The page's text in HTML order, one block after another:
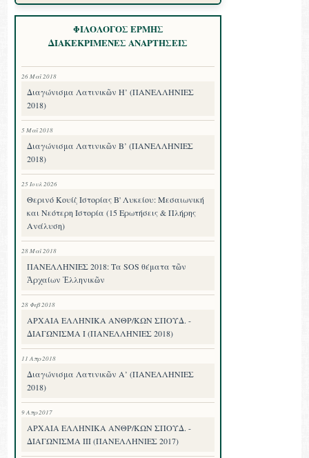
ΦΙΛΟΛΟΓΟΣ ΕΡΜΗΣ
ΔΙΑΚΕΚΡΙΜΕΝΕΣ ΑΝΑΡΤΗΣΕΙΣ
26 Μαΐ 2018
Διαγώνισμα Λατινικῶν Η’ (ΠΑΝΕΛΛΗΝΙΕΣ
2018)
5 Μαΐ 2018
Διαγώνισμα Λατινικῶν Β’ (ΠΑΝΕΛΛΗΝΙΕΣ
2018)
25 Ιουλ 2026
Θερινό Κουίζ Ιστορίας Β' Λυκείου: Μεσαιωνική
και Νεότερη Ιστορία (15 Ερωτήσεις & Πλήρης
Ανάλυση)
28 Μαΐ 2018
ΠΑΝΕΛΛΗΝΙΕΣ 2018: Τα SOS θέματα τῶν
Ἀρχαίων Ἑλληνικῶν
28 Φεβ 2018
ΑΡΧΑΙΑ ΕΛΛΗΝΙΚΑ ΑΝΘΡ/ΚΩΝ ΣΠΟΥΔ. -
ΔΙΑΓΩΝΙΣΜΑ I (ΠΑΝΕΛΛΗΝΙΕΣ 2018)
11 Απρ 2018
Διαγώνισμα Λατινικῶν Α’ (ΠΑΝΕΛΛΗΝΙΕΣ
2018)
9 Απρ 2017
ΑΡΧΑΙΑ ΕΛΛΗΝΙΚΑ ΑΝΘΡ/ΚΩΝ ΣΠΟΥΔ. -
ΔΙΑΓΩΝΙΣΜΑ III (ΠΑΝΕΛΛΗΝΙΕΣ 2017)